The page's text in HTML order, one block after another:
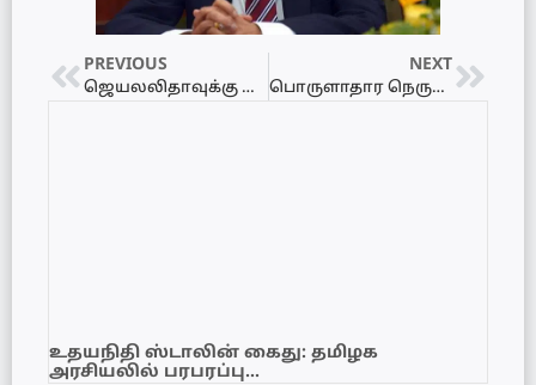
PREVIOUS
ஜெயலலிதாவுக்கு வழங்கப்பட்ட சிகிச்சைகள் குறித்த விபரங்கள் தெரியாது…
NEXT
பொருளாதார நெருக்கடியால் இலங்கையில் இருந்து தமிழகத்துக்கு படையெடுக்கும் அகதிகள்
உதயநிதி ஸ்டாலின் கைது: தமிழக
அரசியலில் பரபரப்பு…